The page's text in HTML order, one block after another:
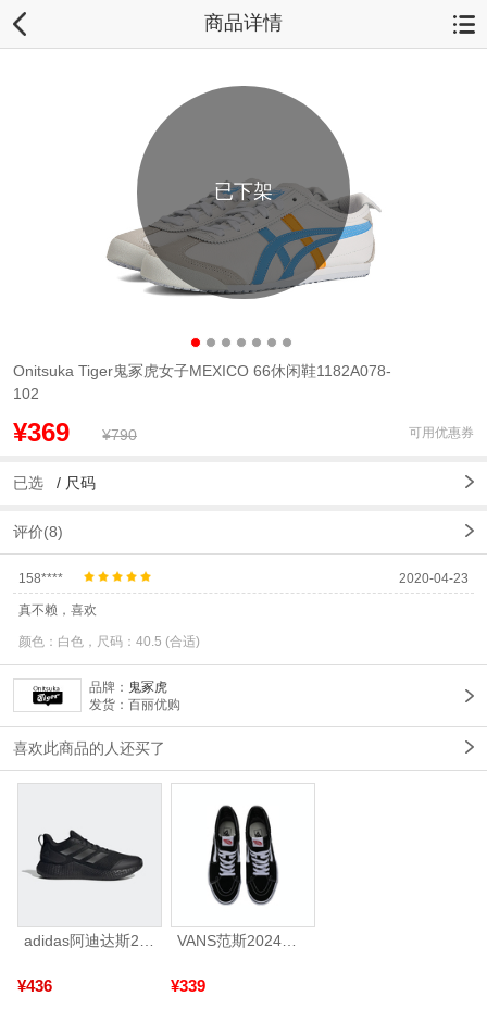
商品详情
已下架
Onitsuka Tiger鬼冢虎女子MEXICO 66休闲鞋1182A078-
102
¥369 ¥790 可用优惠券
已选 / 尺码
评价(8)
158**** 2020-04-23
真不赖，喜欢
颜色：白色，尺码：40.5 (合适)
品牌： 鬼冢虎
发货：百丽优购
喜欢此商品的人还买了
¥436 ¥339